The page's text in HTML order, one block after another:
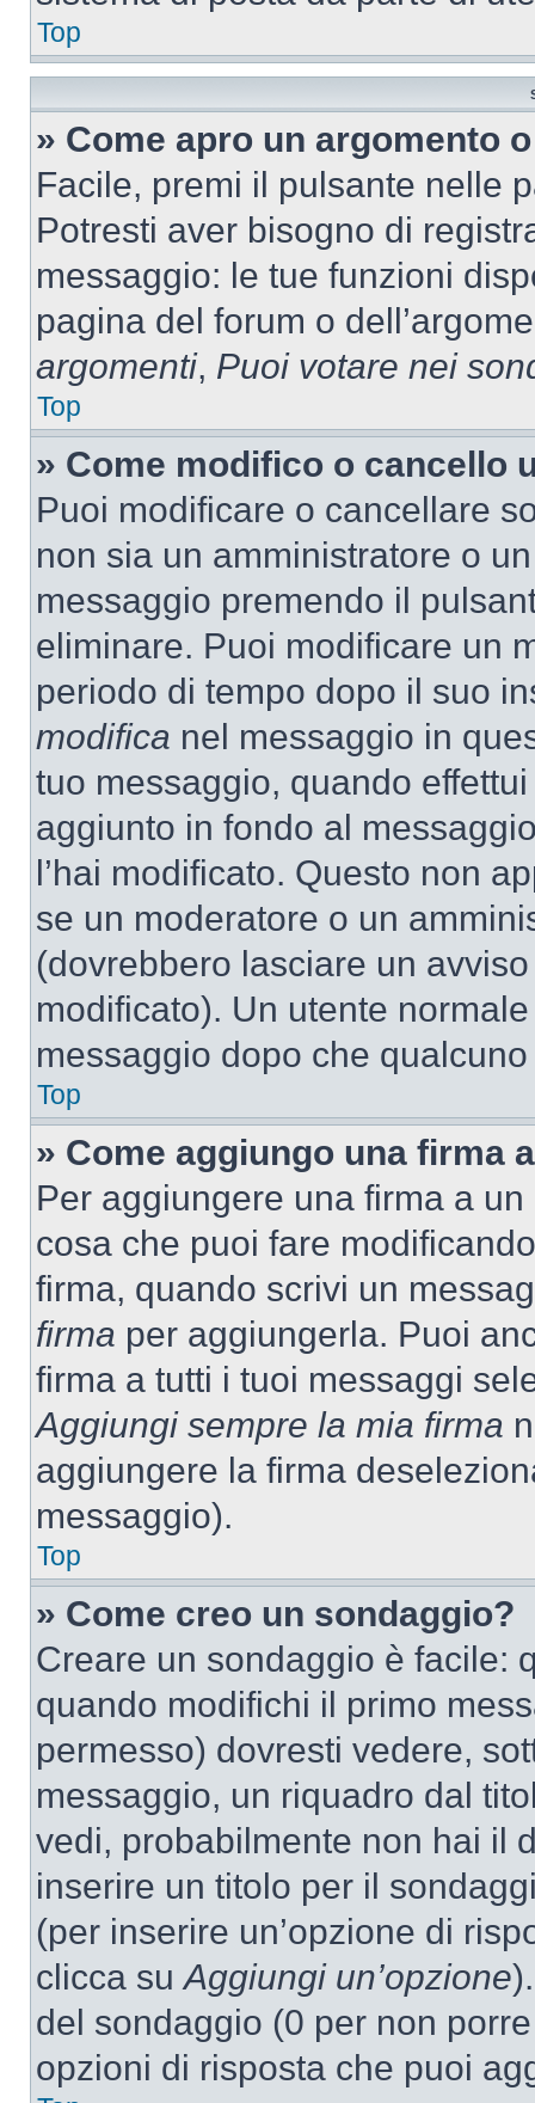
Top
» Come apro un argomento
Facile, premi il pulsante nelle
Potresti aver bisogno di
messaggio: le tue funzioni
pagina del forum o
argomenti, Puoi votare nei
Top
» Come modifico o cancello
Puoi modificare o cancellare
non sia un amministratore o
messaggio premendo il
eliminare. Puoi modificare un
periodo di tempo dopo il suo
modifica nel messaggio in
tuo messaggio, quando
aggiunto in fondo al
l’hai modificato. Questo non
se un moderatore o un
(dovrebbero lasciare un
modificato). Un utente
messaggio dopo che
Top
» Come aggiungo una firma
Per aggiungere una firma a
cosa che puoi fare
firma, quando scrivi un
firma per aggiungerla. Puoi
firma a tutti i tuoi messaggi
Aggiungi sempre la mia firma
aggiungere la firma
messaggio).
Top
» Come creo un sondaggio?
Creare un sondaggio è facile:
quando modifichi il primo
permesso) dovresti vedere,
messaggio, un riquadro dal
vedi, probabilmente non hai il
inserire un titolo per il
(per inserire un’opzione di
clicca suAggiungi un’opzione
del sondaggio (0 per non
opzioni di risposta che puoi